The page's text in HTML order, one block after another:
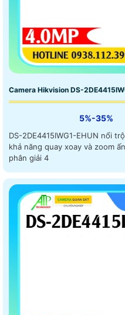
Camera Hikvision DS-
5%-35%
DS-2DE4415IWG1-EHUN nổi
khả năng quay xoay và zoom
phân giải 4